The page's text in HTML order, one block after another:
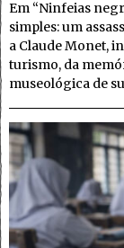
Em “Ninfeias
simples: um
a Claude Monet,
turismo, da
museológica de